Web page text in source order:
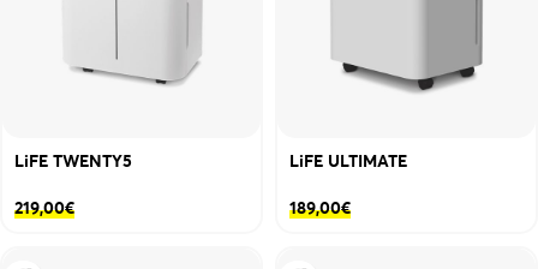
LiFE TWENTY5
219,00€
LiFE ULTIMATE
189,00€